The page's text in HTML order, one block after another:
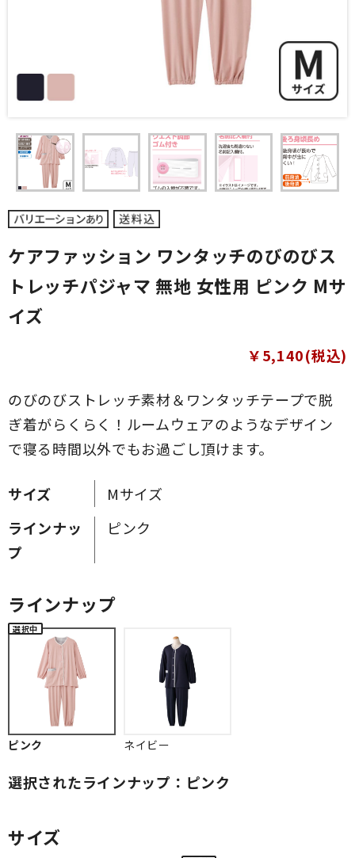
ケアファッション ワンタッチのびのびス
トレッチパジャマ 無地 女性用 ピンク Mサ
イズ
のびのびストレッチ素材＆ワンタッチテープで脱
ぎ着がらくらく！ルームウェアのようなデザイン
で寝る時間以外でもお過ごし頂けます。
￥5,140(税込)
サイズ
Mサイズ
ラインナッ
プ
ピンク
ラインナップ
ピンク ネイビー
選択されたラインナップ：ピンク
サイズ